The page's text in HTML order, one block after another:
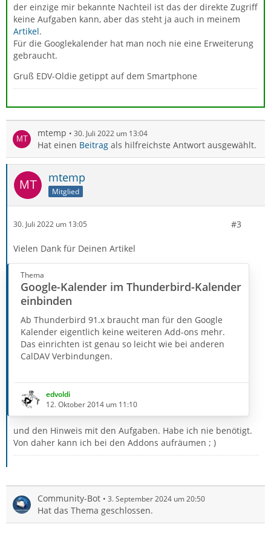
der einzige mir bekannte Nachteil ist das der direkte Zugriff
keine Aufgaben kann, aber das steht ja auch in meinem
Artikel.
Für die Googlekalender hat man noch nie eine Erweiterung
gebraucht.
Gruß EDV-Oldie getippt auf dem Smartphone
mtemp 30. Juli 2022 um 13:04
Hat einen Beitrag als hilfreichste Antwort ausgewählt.
mtemp
Mitglied
30. Juli 2022 um 13:05 #3
Vielen Dank für Deinen Artikel
Thema
Google-Kalender im Thunderbird-Kalender
einbinden
Ab Thunderbird 91.x braucht man für den Google
Kalender eigentlich keine weiteren Add-ons mehr.
Das einrichten ist genau so leicht wie bei anderen
CalDAV Verbindungen.
Einfach seine Google-Mail Adresse eingeben und
dann auf Kalender suchen klicken.
Jetzt kann man aus allen Kalendern, die man in
Google eingerichtet hat auswählen.
Wenn ein neue Google Mail Adresse in Thunderbird
Wenn Ihr auch externe…
edvoldi
12. Oktober 2014 um 11:10
und den Hinweis mit den Aufgaben. Habe ich nie benötigt.
Von daher kann ich bei den Addons aufräumen ; )
Community-Bot 3. September 2024 um 20:50
Hat das Thema geschlossen.